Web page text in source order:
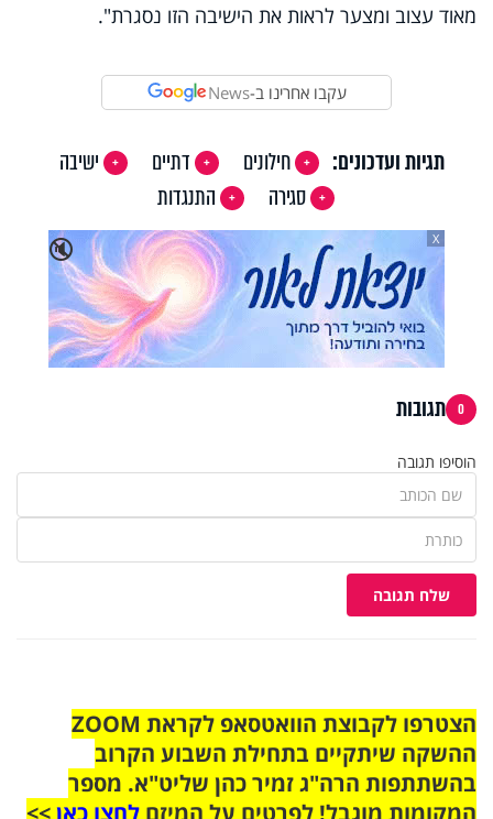
מאוד עצוב ומצער לראות את הישיבה הזו נסגרת".
עקבו אחרינו ב-News
תגיות ועדכונים: חילונים דתיים
ישיבה
סגירה
התנגדות
🔇
X
0 תגובות
הוסיפו תגובה
שלח תגובה
הצטרפו לקבוצת הוואטסאפ לקראת ZOOM
ההשקה שיתקיים בתחילת השבוע הקרוב
בהשתתפות הרה"ג זמיר כהן שליט"א. מספר
המקומות מוגבל! לפרטים על המיזם לחצו כאן>>